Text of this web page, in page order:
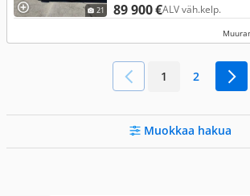
21 89 900 €ALV väh.kelp.
1 2
Muokkaa hakua